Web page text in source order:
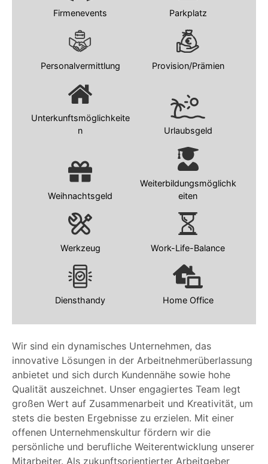
Wir sind ein dynamisches Unternehmen, das
innovative Lösungen in der Arbeitnehmerüberlassung
anbietet und sich durch Kundennähe sowie hohe
Qualität auszeichnet. Unser engagiertes Team legt
großen Wert auf Zusammenarbeit und Kreativität, um
stets die besten Ergebnisse zu erzielen. Mit einer
offenen Unternehmenskultur fördern wir die
persönliche und berufliche Weiterentwicklung unserer
Mitarbeiter. Als zukunftsorientierter Arbeitgeber
Firmenevents Parkplatz
Personalvermittlung Provision/Prämien
Unterkunftsmöglichkeite
n
Urlaubsgeld
Weihnachtsgeld
Weiterbildungsmöglichk
eiten
Werkzeug Work-Life-Balance
Diensthandy Home Office